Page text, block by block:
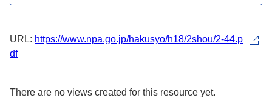
URL: https://www.npa.go.jp/hakusyo/h18/2shou/2-44.p
df
There are no views created for this resource yet.